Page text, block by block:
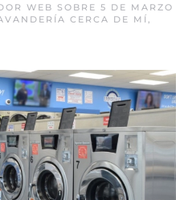
WEB SOBRE 5 DE MARZO
CERCA DE MÍ,